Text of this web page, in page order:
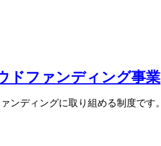
ドファンディング事業
ンディングに取り組める制度です。